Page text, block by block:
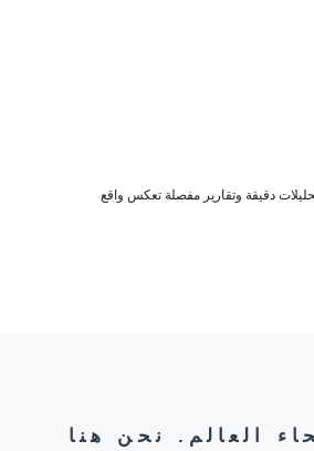
دقيقة وتقارير مفصلة تعكس واقع
العالم. نحن هنا